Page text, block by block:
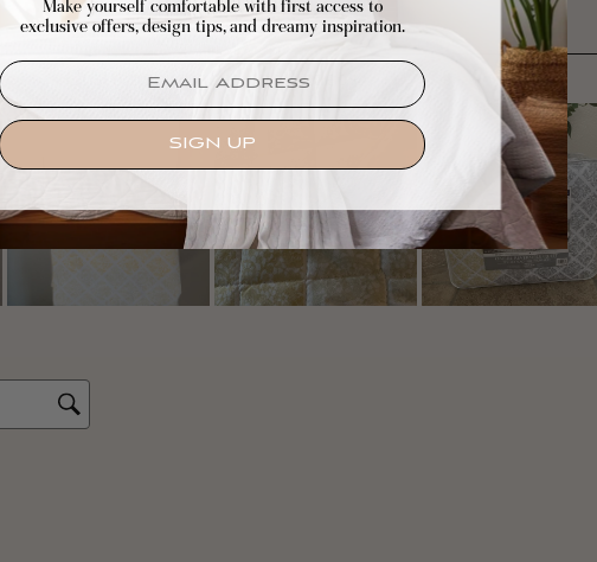
Make yourself comfortable with first access to
exclusive offers, design tips, and dreamy inspiration.
EMAIL
SIGN UP